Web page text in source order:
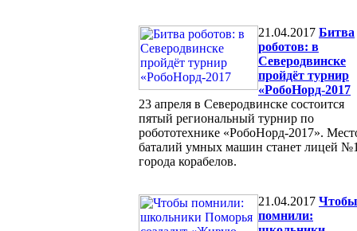
21.04.2017 Битва
роботов: в
Северодвинске
пройдёт турнир
«РобоНорд-2017
23 апреля в Северодвинске состоится
пятый региональный турнир по
робототехнике «РобоНорд-2017».
баталий умных машин станет лицей
города корабелов.
21.04.2017 Чтобы
помнили: